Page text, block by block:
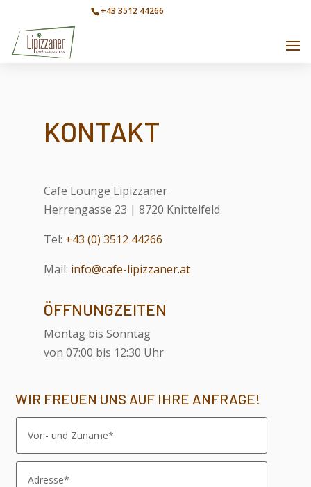
+43 3512 44266
KONTAKT
Cafe Lounge Lipizzaner
Herrengasse 23 | 8720 Knittelfeld
Tel: +43 (0) 3512 44266
Mail: info@cafe-lipizzaner.at
ÖFFNUNGZEITEN
Montag bis Sonntag
von 07:00 bis 12:30 Uhr
WIR FREUEN UNS AUF IHRE ANFRAGE!